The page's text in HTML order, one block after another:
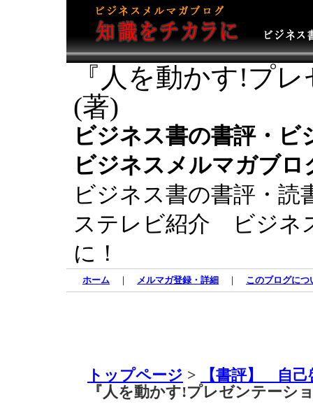
『人を動かす!プ
(著)
ビジネス書の書評・
ビジネスメルマガブ
ビジネス書の書評・読
ステレビ紹介 ビジネ
に！
ホーム ｜ メルマガ登録・詳細 ｜ このブログにつ
トップページ >
【書評】 自己
『人を動かす!プレゼンテーシ